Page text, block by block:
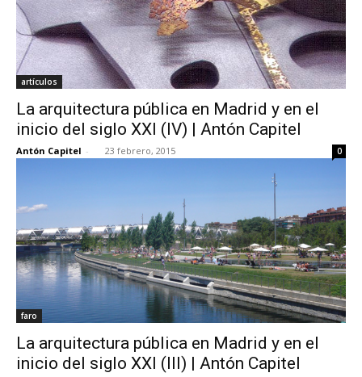
artículos
La arquitectura pública en Madrid y en el
inicio del siglo XXI (IV) | Antón Capitel
Antón Capitel - 23 febrero, 2015 0
faro
La arquitectura pública en Madrid y en el
inicio del siglo XXI (III) | Antón Capitel